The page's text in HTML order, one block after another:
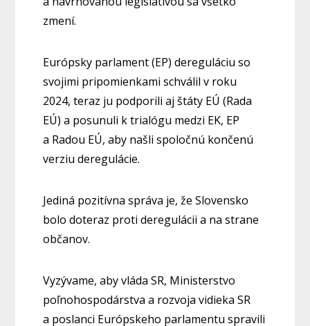
zmení.
Európsky parlament (EP) dereguláciu so
svojimi pripomienkami schválil v roku
2024, teraz ju podporili aj štáty EÚ (Rada
EÚ) a posunuli k trialógu medzi EK, EP
a Radou EÚ, aby našli spoločnú končenú
verziu deregulácie.
Jediná pozitívna správa je, že Slovensko
bolo doteraz proti deregulácii a na strane
občanov.
Vyzývame, aby vláda SR, Ministerstvo
poľnohospodárstva a rozvoja vidieka SR
a poslanci Európskeho parlamentu spravili